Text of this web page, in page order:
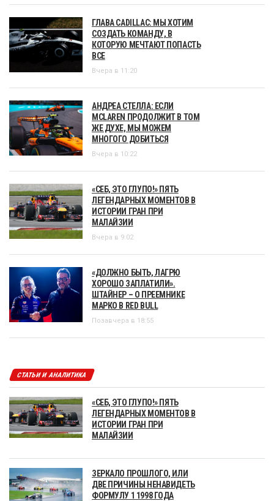
ГЛАВА CADILLAC: МЫ ХОТИМ
СОЗДАТЬ КОМАНДУ, В
КОТОРУЮ МЕЧТАЮТ ПОПАСТЬ
ВСЕ
Вчера в 11:20
АНДРЕА СТЕЛЛА: ЕСЛИ
MCLAREN ПРОДОЛЖИТ В ТОМ
ЖЕ ДУХЕ, МЫ МОЖЕМ
МНОГОГО ДОБИТЬСЯ
Вчера в 10:22
«СЕБ, ЭТО ГЛУПО!» ПЯТЬ
ЛЕГЕНДАРНЫХ МОМЕНТОВ В
ИСТОРИИ ГРАН ПРИ
МАЛАЙЗИИ
Вчера в 9:02
«ДОЛЖНО БЫТЬ, ЛАГРЮ
ХОРОШО ЗАПЛАТИЛИ».
ШТАЙНЕР – О ПРЕЕМНИКЕ
МАРКО В RED BULL
Позавчера в 18:55
СТАТЬИ И АНАЛИТИКА
«СЕБ, ЭТО ГЛУПО!» ПЯТЬ
ЛЕГЕНДАРНЫХ МОМЕНТОВ В
ИСТОРИИ ГРАН ПРИ
МАЛАЙЗИИ
ЗЕРКАЛО ПРОШЛОГО, ИЛИ
ДВЕ ПРИЧИНЫ НЕНАВИДЕТЬ
ФОРМУЛУ 1 1998 ГОДА